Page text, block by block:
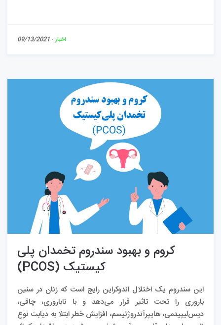
اخبار-
09/13/2021
کروم و بهبود سندروم تخمدان پلی
کیستیک (PCOS)
این سندروم یک اختلال اندوکراین رایج است که زنان در سنین
باروری را تحت تاثیر قرار می‌دهد و با ناباروری، چاقی،
دیس‌لیپیدمی، هایپرآندروژنیسم، افزایش خطر ابتلا به دیابت نوع